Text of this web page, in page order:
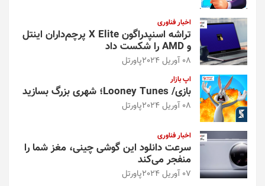
اخبار فناوری
تراشه اسنپدراگون X Elite پرچم‌داران اینتل
و AMD را شکست داد
08 آوریل 2024 پاورتل
اپ بازار
بازی/ Looney Tunes؛ شهری بزرگ بسازید
08 آوریل 2024 پاورتل
اخبار فناوری
سرعت دانلود این گوشی چینی، مغز شما را
منفجر می‌کند
07 آوریل 2024 پاورتل